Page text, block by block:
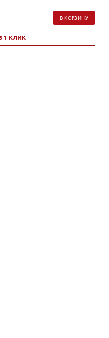
В КОРЗИНУ
1 КЛИК